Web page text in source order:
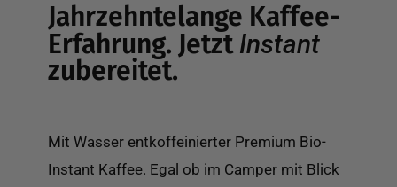
Jahrzehntelange Kaffee-
Erfahrung. Jetzt Instant
zubereitet.
Mit Wasser entkoffeinierter Premium Bio-
Instant Kaffee. Egal ob im Camper mit Blick